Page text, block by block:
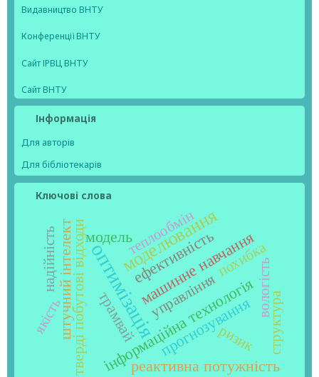
Видавництво ВНТУ
Конференції ВНТУ
Сайт ІРВЦ ВНТУ
Сайт ВНТУ
Інформація
Для авторів
Для бібліотекарів
Ключові слова
оптимізація
моделювання
інформаційна технологія
реактивна потужність
ефективність
машинне навчання
модель
тверді побутові відходи прогнозування
штучний інтелект трамвай вологість
ризик
управління
теплообмін
структура
якість
надійність похибка